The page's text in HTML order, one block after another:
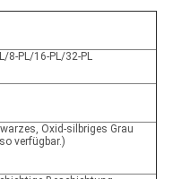
8-PL/16-PL/32-PL
Oxid-silbriges Grau
verfügbar.)